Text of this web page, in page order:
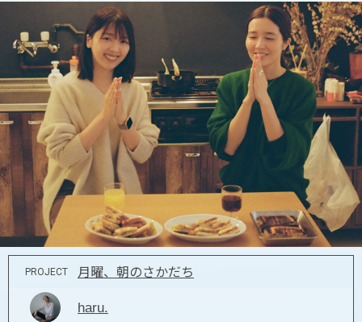
PROJECT 月曜、朝のさかだち
haru.